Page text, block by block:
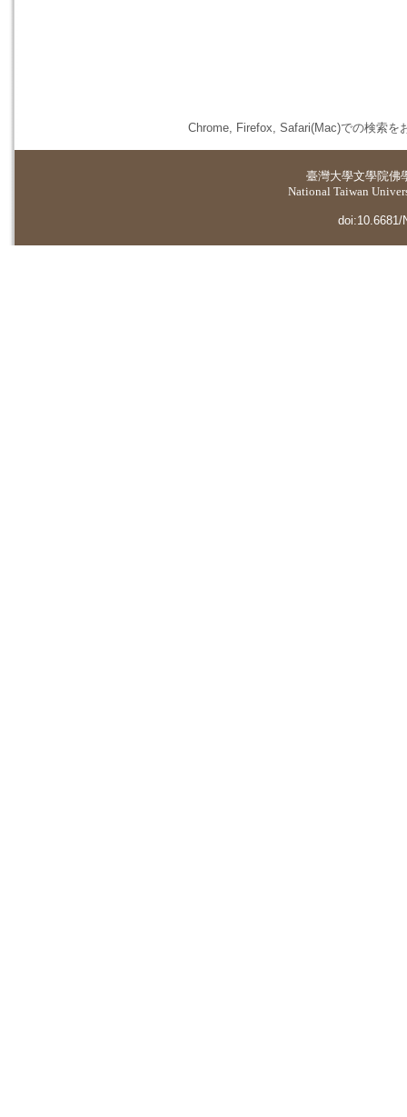
Chrome, Firefox, Safari(Mac)での検索を
臺灣大學文學院佛
National Taiwan
doi:10.6681/